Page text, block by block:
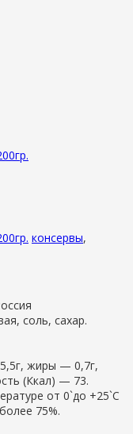
консервы,
соль, сахар.
жиры — 0,7г,
(Ккал) — 73.
от 0`до +25`C
75%.